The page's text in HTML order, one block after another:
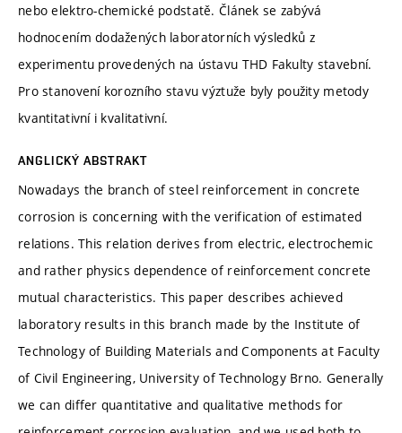
nebo elektro-chemické podstatě. Článek se zabývá
hodnocením dodažených laboratorních výsledků z
experimentu provedených na ústavu THD Fakulty stavební.
Pro stanovení korozního stavu výztuže byly použity metody
kvantitativní i kvalitativní.
ANGLICKÝ ABSTRAKT
Nowadays the branch of steel reinforcement in concrete
corrosion is concerning with the verification of estimated
relations. This relation derives from electric, electrochemic
and rather physics dependence of reinforcement concrete
mutual characteristics. This paper describes achieved
laboratory results in this branch made by the Institute of
Technology of Building Materials and Components at Faculty
of Civil Engineering, University of Technology Brno. Generally
we can differ quantitative and qualitative methods for